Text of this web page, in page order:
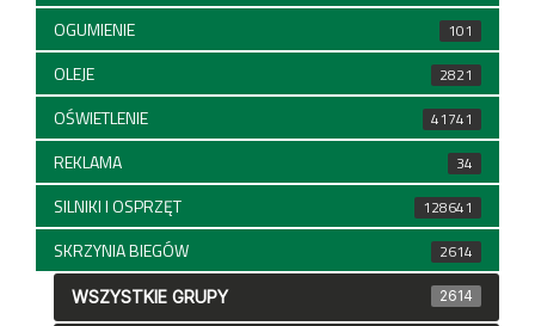
OGUMIENIE 101
OLEJE 2821
OŚWIETLENIE 41741
REKLAMA 34
SILNIKI I OSPRZĘT 128641
SKRZYNIA BIEGÓW 2614
WSZYSTKIE GRUPY 2614